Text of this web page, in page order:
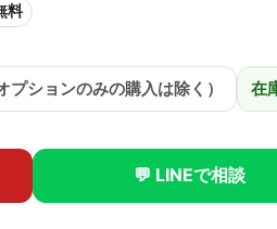
料
ションのみの購入は除く） 在
💬 LINEで相談